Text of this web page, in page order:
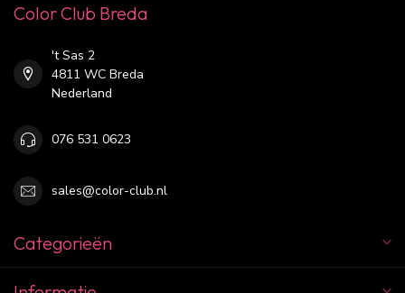
Color Club Breda
't Sas 2
4811 WC Breda
Nederland
076 531 0623
sales@color-club.nl
Categorieën